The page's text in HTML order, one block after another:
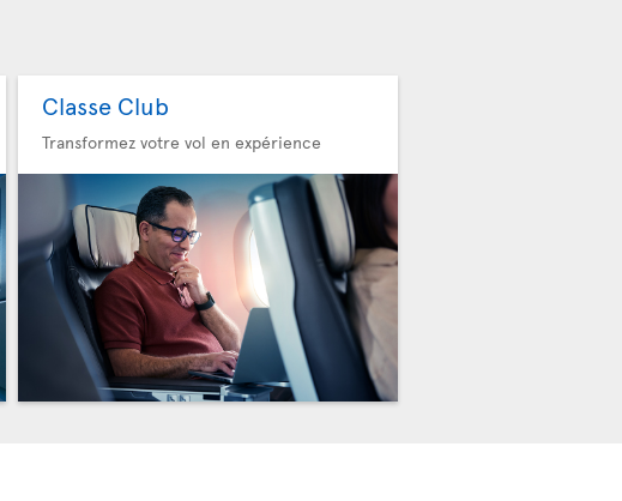
Classe Club
Transformez votre vol en expérience